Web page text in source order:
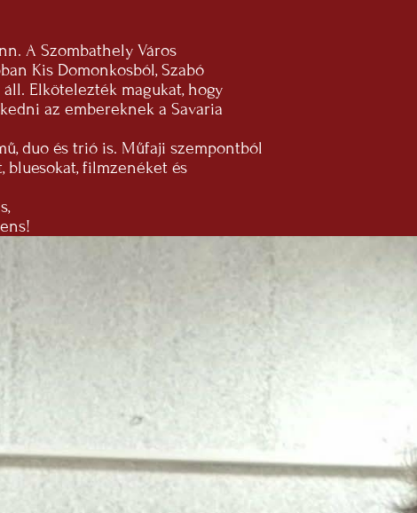
A Szombathely Város
Kis Domonkosból, Szabó
Elkötelezték magukat, hogy
az embereknek a Savaria
duo és trió is. Műfaji szempontból
bluesokat, filmzenéket és